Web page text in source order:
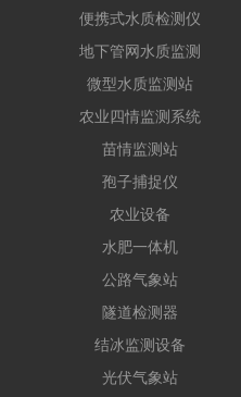
便携式水质检测仪
地下管网水质监测
微型水质监测站
农业四情监测系统
苗情监测站
孢子捕捉仪
农业设备
水肥一体机
公路气象站
隧道检测器
结冰监测设备
光伏气象站